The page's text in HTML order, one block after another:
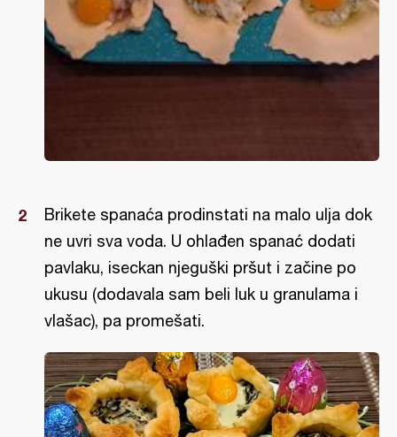
Brikete spanaća prodinstati na malo ulja dok
ne uvri sva voda. U ohlađen spanać dodati
pavlaku, iseckan njeguški pršut i začine po
ukusu (dodavala sam beli luk u granulama i
vlašac), pa promešati.